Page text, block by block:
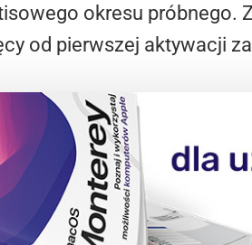
okresu próbnego.
od pierwszej aktywacji